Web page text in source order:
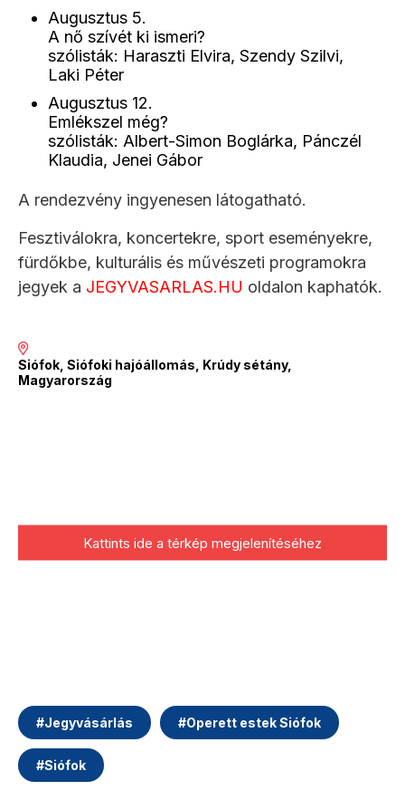
Augusztus 5.
A nő szívét ki ismeri?
szólisták: Haraszti Elvira, Szendy Szilvi,
Laki Péter
Augusztus 12.
Emlékszel még?
szólisták: Albert-Simon Boglárka, Pánczél
Klaudia, Jenei Gábor
A rendezvény ingyenesen látogatható.
Fesztiválokra, koncertekre, sport eseményekre,
fürdőkbe, kulturális és művészeti programokra
jegyek a JEGYVASARLAS.HU oldalon kaphatók.
Siófok, Siófoki hajóállomás, Krúdy sétány,
Magyarország
Kattints ide a térkép megjelenítéséhez
#Jegyvásárlás #Operett estek Siófok
#Siófok